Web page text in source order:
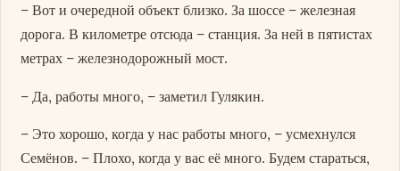
– Вот и очередной объект близко. За шоссе – железная
дорога. В километре отсюда – станция. За ней в пятистах
метрах – железнодорожный мост.
– Да, работы много, – заметил Гулякин.
– Это хорошо, когда у нас работы много, – усмехнулся
Семёнов. – Плохо, когда у вас её много. Будем стараться,